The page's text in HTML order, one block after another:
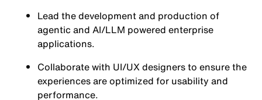
Lead thedevelopment and production of
agentic and AI/LLM powered enterprise
applications.
Collaborate with UI/UX designers to ensure the
experiences are optimized for usability and
performance.